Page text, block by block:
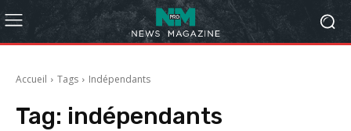
Accueil Tags Indépendants
Tag: indépendants